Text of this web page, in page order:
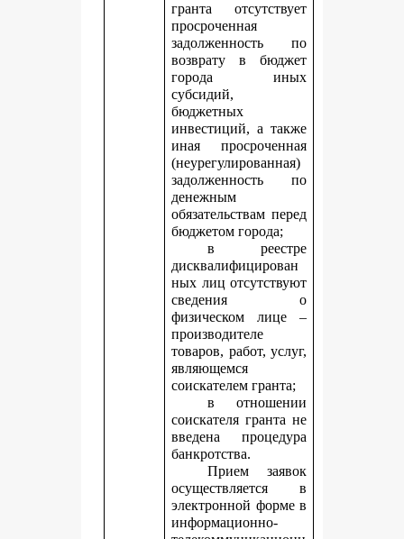
гранта отсутствует
просроченная
задолженность по
возврату в бюджет
города иных
субсидий,
бюджетных
инвестиций, а также
иная просроченная
(неурегулированная)
задолженность по
денежным
обязательствам перед
бюджетом города;
в реестре
дисквалифицирован
ных лиц отсутствуют
сведения о
физическом лице –
производителе
товаров, работ, услуг,
являющемся
соискателем гранта;
в отношении
соискателя гранта не
введена процедура
банкротства.
Прием заявок
осуществляется в
электронной форме в
информационно-